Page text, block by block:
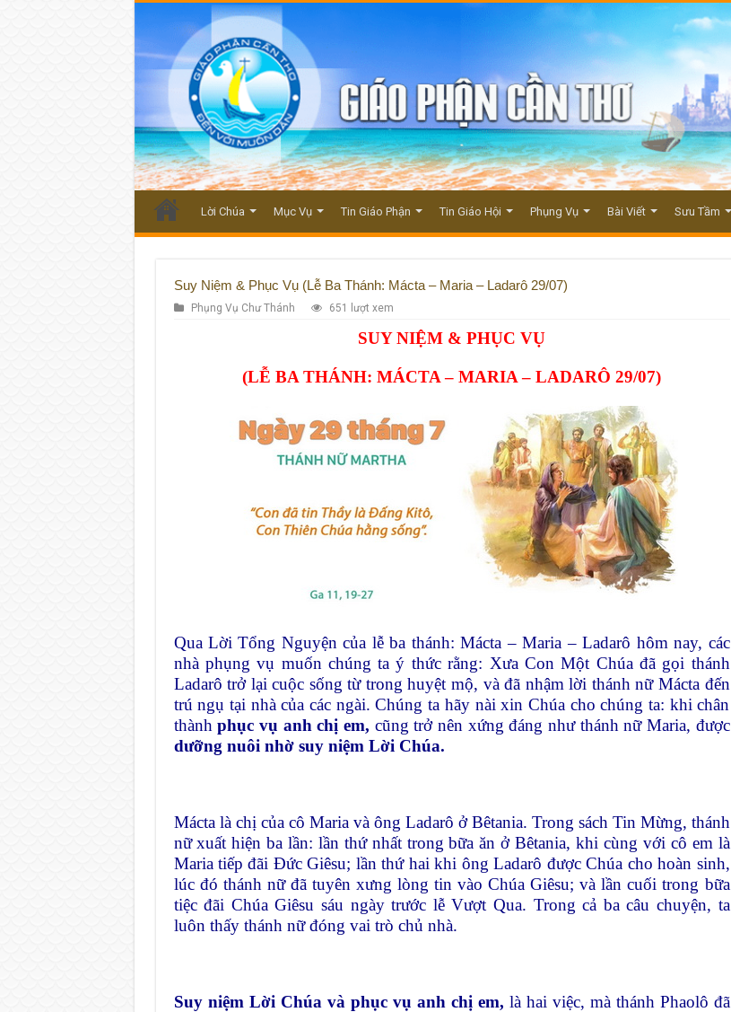
Lời Chúa Mục Vụ Tin Giáo Phận Tin Giáo Hội Phụng Vụ Bài Viết Sưu Tầm
Suy Niệm & Phục Vụ (Lễ Ba Thánh: Mácta – Maria – Ladarô 29/07)
Phụng Vụ Chư Thánh 651 lượt xem
SUY NIỆM & PHỤC VỤ
(LỄ BA THÁNH: MÁCTA – MARIA – LADARÔ 29/07)
Qua Lời Tổng Nguyện của lễ ba thánh: Mácta – Maria – Ladarô hôm nay, các
nhà phụng vụ muốn chúng ta ý thức rằng: Xưa Con Một Chúa đã gọi thánh
Ladarô trở lại cuộc sống từ trong huyệt mộ, và đã nhậm lời thánh nữ Mácta đến
trú ngụ tại nhà của các ngài. Chúng ta hãy nài xin Chúa cho chúng ta: khi chân
thànhphục vụ anh chị em, cũng trở nên xứng đáng như thánh nữ Maria, được
dưỡng nuôi nhờ suy niệm Lời Chúa.
Mácta là chị của cô Maria và ông Ladarô ở Bêtania. Trong sách Tin Mừng, thánh
nữ xuất hiện ba lần: lần thứ nhất trong bữa ăn ở Bêtania, khi cùng với cô em là
Maria tiếp đãi Đức Giêsu; lần thứ hai khi ông Ladarô được Chúa cho hoàn sinh,
lúc đó thánh nữ đã tuyên xưng lòng tin vào Chúa Giêsu; và lần cuối trong bữa
tiệc đãi Chúa Giêsu sáu ngày trước lễ Vượt Qua. Trong cả ba câu chuyện, ta
luôn thấy thánh nữ đóng vai trò chủ nhà.
Suy niệm Lời Chúa và phục vụ anh chị em, là hai việc, mà thánh Phaolô đã